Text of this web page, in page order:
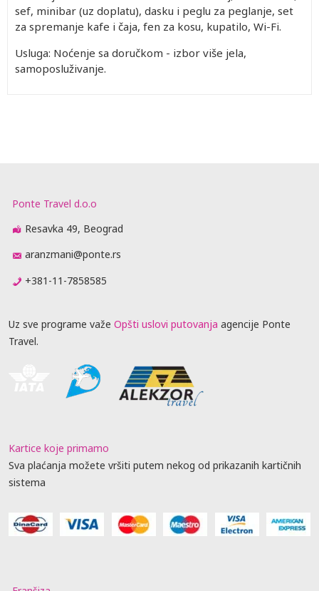
sef, minibar (uz doplatu), dasku i peglu za peglanje, set
za spremanje kafe i čaja, fen za kosu, kupatilo, Wi-Fi.
Usluga: Noćenje sa doručkom - izbor više jela,
samoposluživanje.
Ponte Travel d.o.o
Resavka 49, Beograd
aranzmani@ponte.rs
+381-11-7858585
Uz sve programe važe Opšti uslovi putovanja agencije Ponte
Travel.
Kartice koje primamo
Sva plaćanja možete vršiti putem nekog od prikazanih kartičnih
sistema